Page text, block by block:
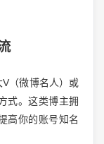
（微博名人）或
式。这类博主拥
高你的账号知名